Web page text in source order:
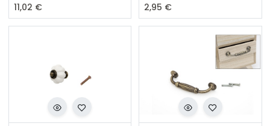
11,02 €
2,95 €